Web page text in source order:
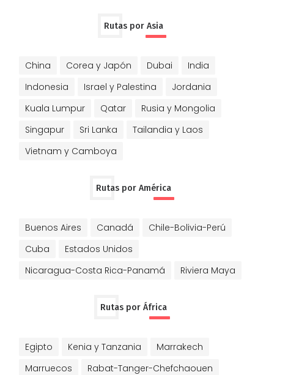
Rutas por Asia
China Corea y Japón Dubai
India
Indonesia
Israel y Palestina
Jordania
Kuala Lumpur
Qatar
Rusia y Mongolia
Singapur
Sri Lanka
Tailandia y Laos
Vietnam y Camboya
Rutas por América
Buenos Aires Canadá
Chile-Bolivia-Perú
Cuba
Estados Unidos
Nicaragua-Costa Rica-Panamá
Riviera Maya
Rutas por África
Egipto Kenia y Tanzania
Marrakech
Marruecos
Rabat-Tanger-Chefchaouen